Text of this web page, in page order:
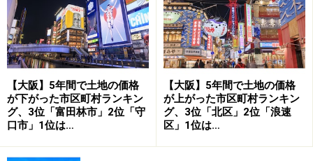
2位は、神戸市東灘区。文字通り、1位の灘区の東に位置
します。同じ阪神間である芦屋市や西宮市と並び住宅人
気の高い行政区です。阪神間エリアは北から順に阪急神
戸線、JR東海道線、阪神本線と複数の鉄道が神戸と大阪
をつなぐように通っており、大阪・神戸両方への移動が
便利です。
東灘区の地価上昇要因は、利便性の高い住宅地としての
【大阪】5年間で土地の価格
が下がった市区町村ランキン
グ、3位「富田林市」2位「守
口市」1位は…
【大阪】5年間で土地の価格
が上がった市区町村ランキン
グ、3位「北区」2位「浪速
区」1位は…